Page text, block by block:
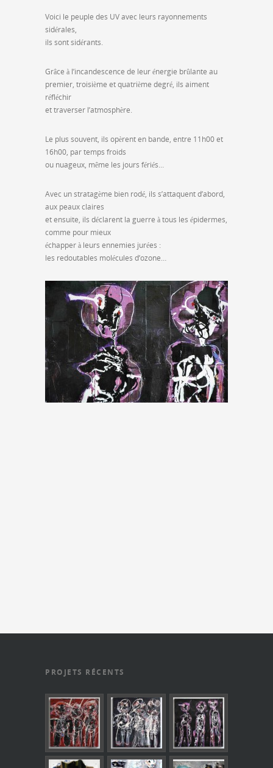
Voici le peuple des UV avec leurs rayonnements
sidérales,
ils sont sidérants.
Grâce à l’incandescence de leur énergie brûlante au
premier, troisième et quatrième degré, ils aiment
réfléchir
et traverser l’atmosphère.
Le plus souvent, ils opèrent en bande, entre 11h00 et
16h00, par temps froids
ou nuageux, même les jours fériés…
Avec un stratagème bien rodé, ils s’attaquent d’abord,
aux peaux claires
et ensuite, ils déclarent la guerre à tous les épidermes,
comme pour mieux
échapper à leurs ennemies jurées :
les redoutables molécules d’ozone…
PROJETS RÉCENTS